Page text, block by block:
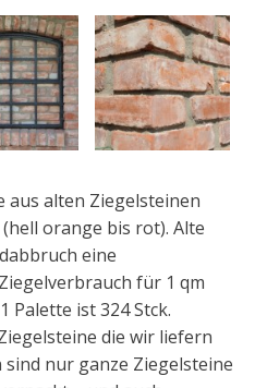
aus alten Ziegelsteinen
orange bis rot). Alte
eine
für 1 qm
Palette ist 324 Stck.
die wir liefern
nur ganze Ziegelsteine